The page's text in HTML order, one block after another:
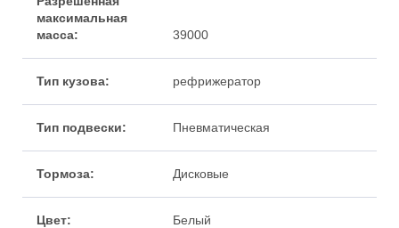
39000
рефрижератор
Пневматическая
Дисковые
Белый